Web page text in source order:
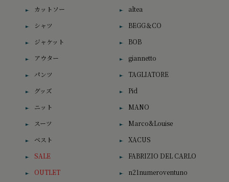
カットソー
シャツ
ジャケット
アウター
パンツ
グッズ
ニット
スーツ
ベスト
SALE
OUTLET
altea
BEGG＆CO
BOB
giannetto
TAGLIATORE
Pid
MANO
Marco&Louise
XACUS
FABRIZIO DEL CARLO
n21numeroventuno